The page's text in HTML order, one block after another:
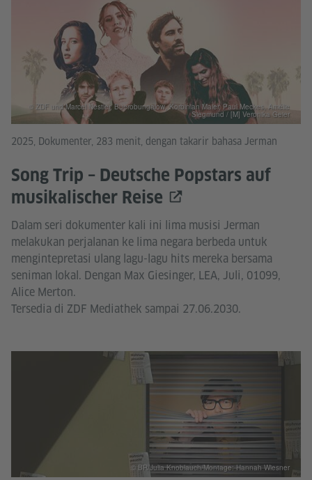
2025, Dokumenter, 283 menit, dengan takarir bahasa Jerman
Song Trip – Deutsche Popstars auf
musikalischer Reise
Dalam seri dokumenter kali ini lima musisi Jerman
melakukan perjalanan ke lima negara berbeda untuk
mengintepretasi ulang lagu-lagu hits mereka bersama
seniman lokal. Dengan Max Giesinger, LEA, Juli, 01099,
Alice Merton.
Tersedia di ZDF Mediathek sampai 27.06.2030.
© ZDF und Marcel Nestler, Buerobungalow, Korbinian Maier, Paul Meckes, Amélie
Siegmund / [M] Veronika Geier
© BR/Julia Knoblauch/Montage: Hannah Wiesner